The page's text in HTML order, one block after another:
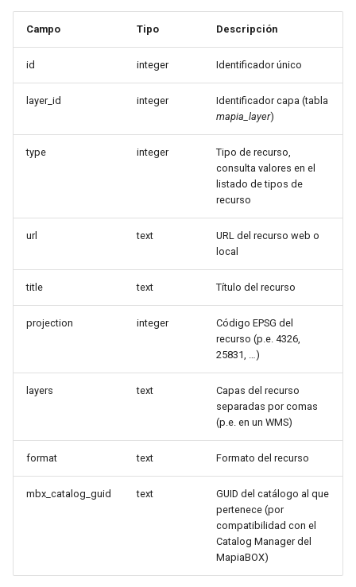
Campo Tipo Descripción
id integer Identificador único
layer_id integer
Identificador capa (tabla
mapia_layer)
type integer
Tipo de recurso,
consulta valores en el
listado de tipos de
recurso
url text
URL del recurso web o
local
title text Título del recurso
projection integer
Código EPSG del
recurso (p.e. 4326,
25831, …)
layers text
Capas del recurso
separadas por comas
(p.e. en un WMS)
format text Formato del recurso
mbx_catalog_guid text
GUID del catálogo al que
pertenece (por
compatibilidad con el
Catalog Manager del
MapiaBOX)